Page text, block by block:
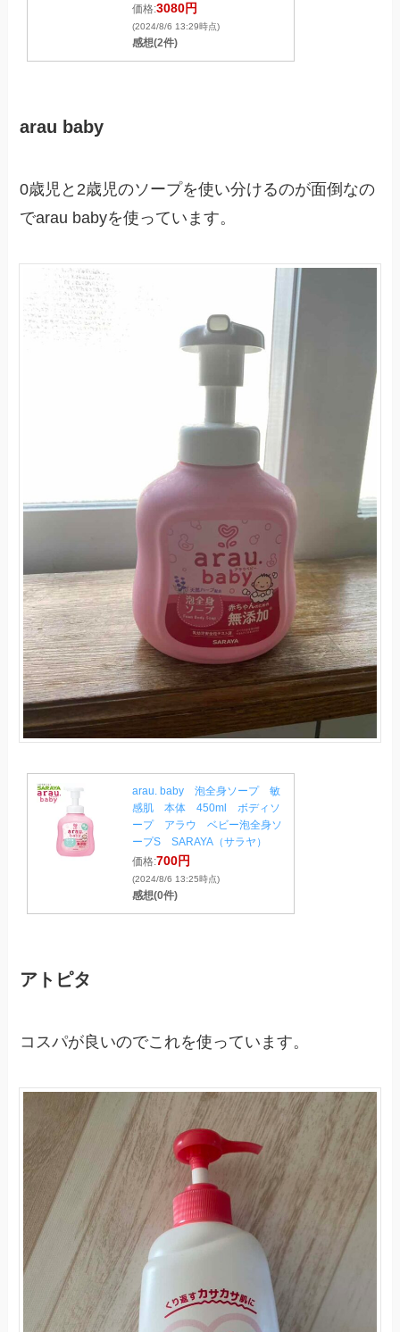
価格:3080円
(2024/8/6 13:29時点)
感想(2件)
arau baby
0歳児と2歳児のソープを使い分けるのが面倒なの
でarau babyを使っています。
arau. baby 泡全身ソープ 敏
感肌 本体 450ml ボディソ
ープ アラウ ベビー泡全身ソ
ープS SARAYA（サラヤ）
価格:700円
(2024/8/6 13:25時点)
感想(0件)
アトピタ
コスパが良いのでこれを使っています。